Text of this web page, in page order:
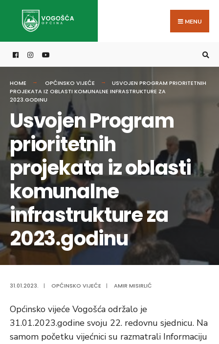
MENU
HOME OPĆINSKO VIJEĆE
USVOJEN PROGRAM PRIORITETNIH
PROJEKATA IZ OBLASTI KOMUNALNE INFRASTRUKTURE ZA
2023.GODINU
Usvojen Program
prioritetnih
projekata iz oblasti
komunalne
infrastrukture za
2023.godinu
31.01.2023. | OPĆINSKO VIJEĆE | AMIR MISIRLIĆ
Općinsko vijeće Vogošća održalo je
31.01.2023.godine svoju 22. redovnu sjednicu. Na
samom početku vijećnici su razmatrali Informaciju
for: